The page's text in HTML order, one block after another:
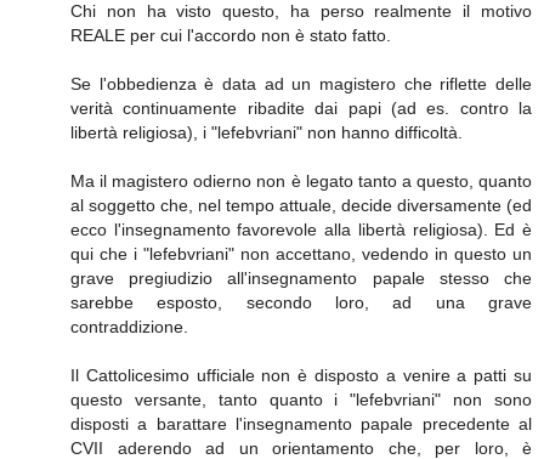
Chi non ha visto questo, ha perso realmente il motivo
REALE per cui l'accordo non è stato fatto.
Se l'obbedienza è data ad un magistero che riflette delle
verità continuamente ribadite dai papi (ad es. contro la
libertà religiosa), i "lefebvriani" non hanno difficoltà.
Ma il magistero odierno non è legato tanto a questo, quanto
al soggetto che, nel tempo attuale, decide diversamente (ed
ecco l'insegnamento favorevole alla libertà religiosa). Ed è
qui che i "lefebvriani" non accettano, vedendo in questo un
grave pregiudizio all'insegnamento papale stesso che
sarebbe esposto, secondo loro, ad una grave
contraddizione.
Il Cattolicesimo ufficiale non è disposto a venire a patti su
questo versante, tanto quanto i "lefebvriani" non sono
disposti a barattare l'insegnamento papale precedente al
CVII aderendo ad un orientamento che, per loro, è